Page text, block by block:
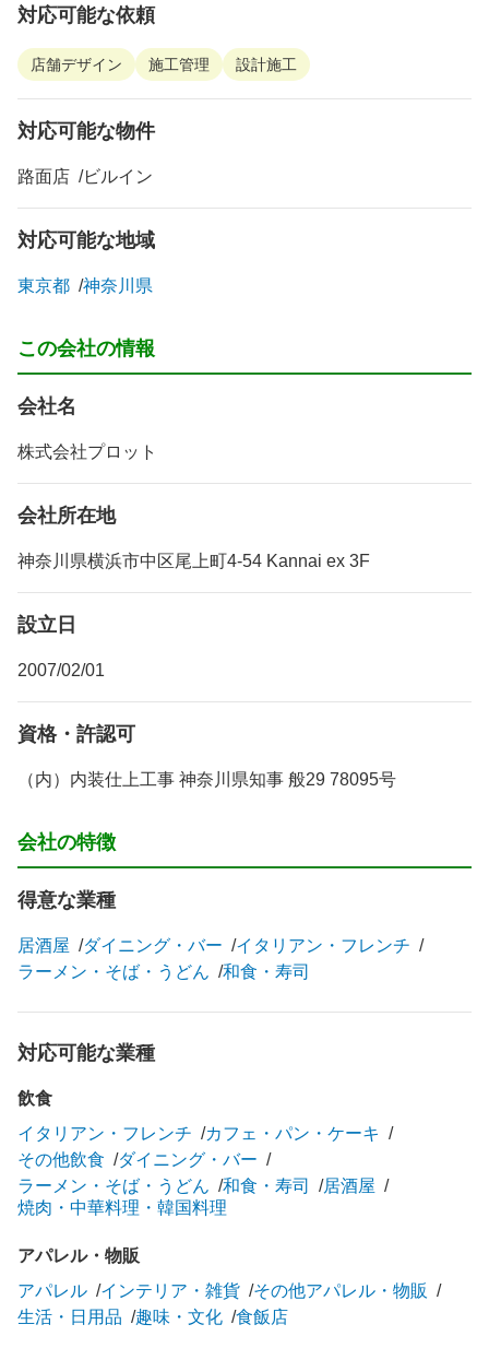
対応可能な依頼
店舗デザイン 施工管理 設計施工
対応可能な物件
路面店 ビルイン
対応可能な地域
東京都 神奈川県
この会社の情報
会社名
株式会社プロット
会社所在地
神奈川県横浜市中区尾上町4-54 Kannai ex 3F
設立日
2007/02/01
資格・許認可
（内）内装仕上工事 神奈川県知事 般29 78095号
会社の特徴
得意な業種
居酒屋 ダイニング・バー
イタリアン・フレンチ
ラーメン・そば・うどん
和食・寿司
対応可能な業種
飲食
イタリアン・フレンチ
カフェ・パン・ケーキ
その他飲食
ダイニング・バー
ラーメン・そば・うどん
和食・寿司
居酒屋
焼肉・中華料理・韓国料理
アパレル・物販
アパレル
インテリア・雑貨
その他アパレル・物販
生活・日用品
趣味・文化 食飯店